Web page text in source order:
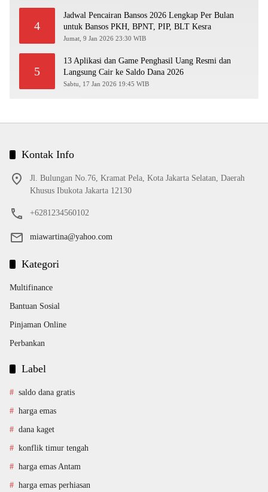
4
Jadwal Pencairan Bansos 2026 Lengkap Per Bulan
untuk Bansos PKH, BPNT, PIP, BLT Kesra
Jumat, 9 Jan 2026 23:30 WIB
5
13 Aplikasi dan Game Penghasil Uang Resmi dan
Langsung Cair ke Saldo Dana 2026
Sabtu, 17 Jan 2026 19:45 WIB
Kontak Info
Jl. Bulungan No.76, Kramat Pela, Kota Jakarta Selatan, Daerah
Khusus Ibukota Jakarta 12130
+6281234560102
miawartina@yahoo.com
Kategori
Multifinance
Bantuan Sosial
Pinjaman Online
Perbankan
Label
saldo dana gratis
harga emas
dana kaget
konflik timur tengah
harga emas Antam
harga emas perhiasan